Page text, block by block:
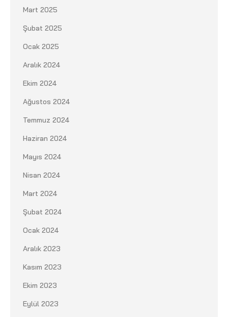
Mart 2025
Şubat 2025
Ocak 2025
Aralık 2024
Ekim 2024
Ağustos 2024
Temmuz 2024
Haziran 2024
Mayıs 2024
Nisan 2024
Mart 2024
Şubat 2024
Ocak 2024
Aralık 2023
Kasım 2023
Ekim 2023
Eylül 2023